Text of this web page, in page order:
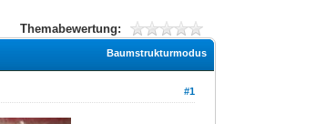
Themabewertung:
Baumstrukturmodus
#1